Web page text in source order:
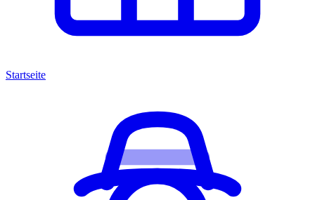
Startseite